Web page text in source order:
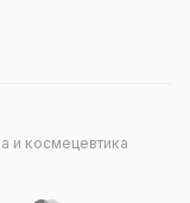
и космецевтика